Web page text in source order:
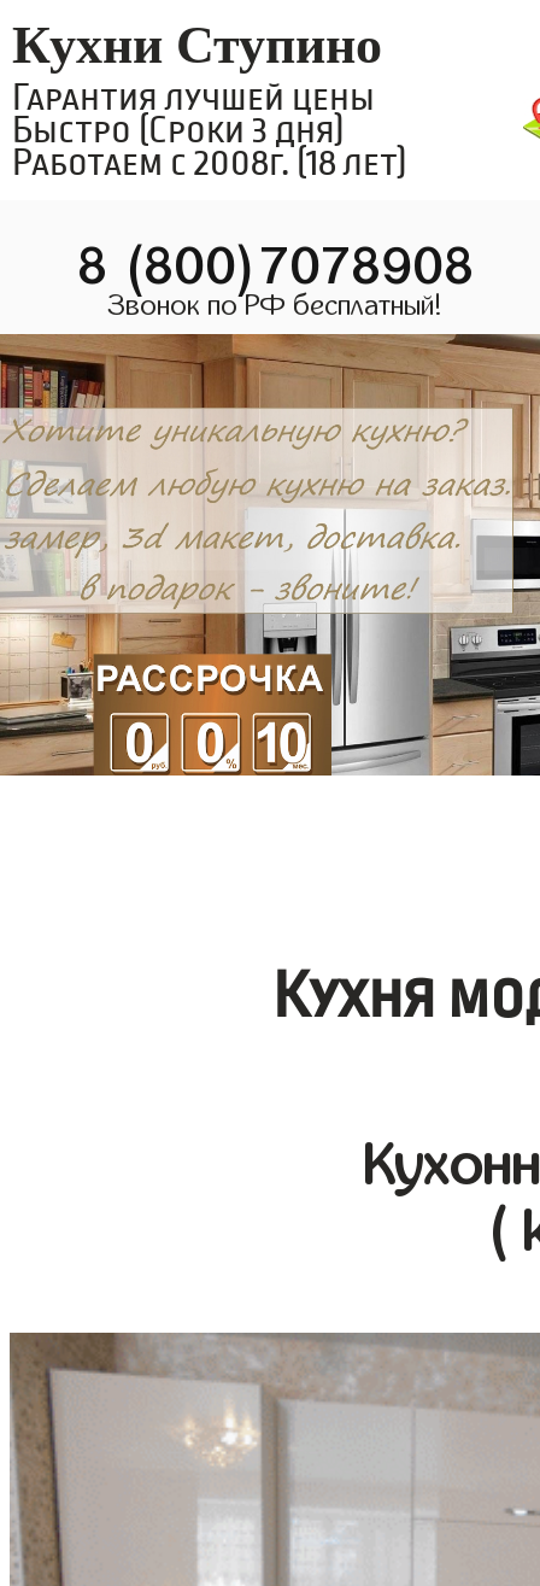
Кухни Ступино
Гарантия лучшей цены
Быстро (Сроки 3 дня)
Работаем с 2008г. (18 лет)
8 (800)7078908
Звонок по РФ бесплатный!
Кухня
(